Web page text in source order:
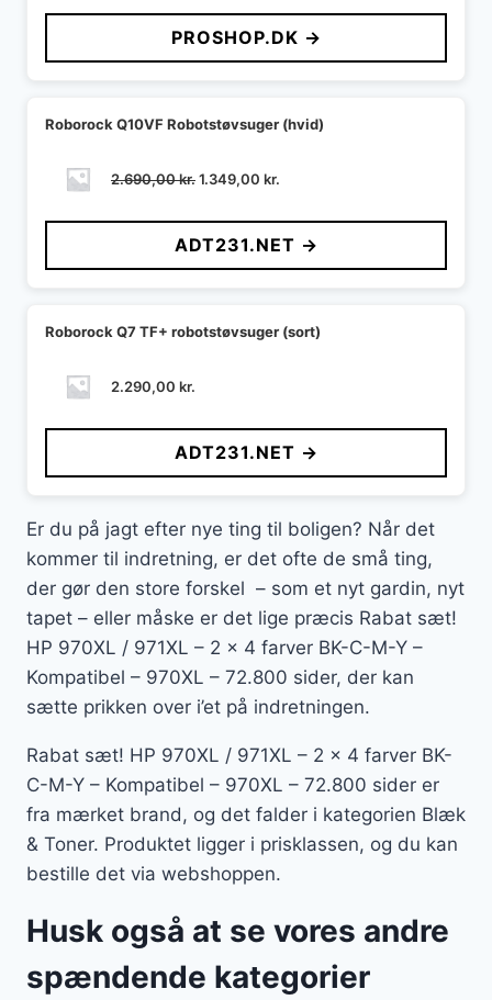
PROSHOP.DK →
Roborock Q10VF Robotstøvsuger (hvid)
2.690,00kr.Den
pris
var:
2.690,00 kr..
1.349,00 kr.
pris
er:
1.349,00 kr..
ADT231.NET →
Roborock Q7 TF+ robotstøvsuger (sort)
2.290,00 kr.
ADT231.NET →
Er du på jagt efter nye ting til boligen? Når det
kommer til indretning, er det ofte de små ting,
der gør den store forskel – som et nyt gardin, nyt
tapet – eller måske er det lige præcis Rabat sæt!
HP 970XL / 971XL – 2 x 4 farver BK-C-M-Y –
Kompatibel – 970XL – 72.800 sider, der kan
sætte prikken over i’et på indretningen.
Rabat sæt! HP 970XL / 971XL – 2 x 4 farver BK-
C-M-Y – Kompatibel – 970XL – 72.800 sider er
fra mærket brand, og det falder i kategorien Blæk
& Toner. Produktet ligger i prisklassen, og du kan
bestille det via webshoppen.
Husk også at se vores andre
spændende kategorier